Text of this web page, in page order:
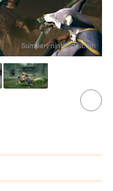
Sumber:nintendo.com